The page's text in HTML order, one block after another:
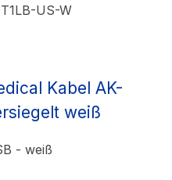
US-W
Kabel AK-
weiß
- weiß